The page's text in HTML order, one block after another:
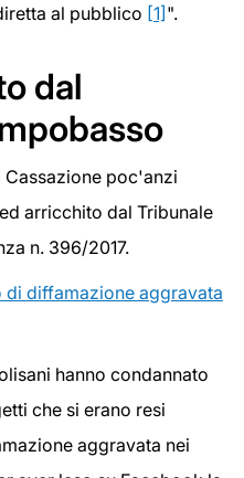
al pubblico [1]".
dal
poc'anzi
arricchito dal Tribunale
n. 396/2017.
di diffamazione aggravata
hanno condannato
che si erano resi
aggravata nei